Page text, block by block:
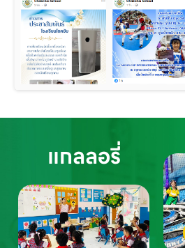
แกลลอรี่